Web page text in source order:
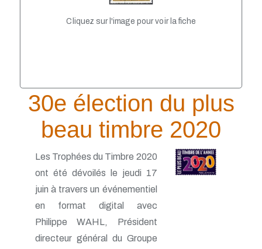
Cliquez sur l'image pour voir la fiche
30e élection du plus
beau timbre 2020
Les Trophées du Timbre 2020
ont été dévoilés le jeudi 17
juin à travers un événementiel
en format digital avec
Philippe WAHL, Président
directeur général du Groupe